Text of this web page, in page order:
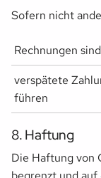
Sofern nicht
Rechnungen
verspätete
führen
8. Haftung
Die Haftung von